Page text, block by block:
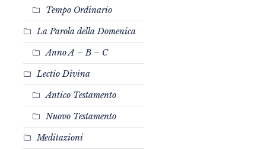
Tempo Ordinario
La Parola della Domenica
Anno A – B – C
Lectio Divina
Antico Testamento
Nuovo Testamento
Meditazioni